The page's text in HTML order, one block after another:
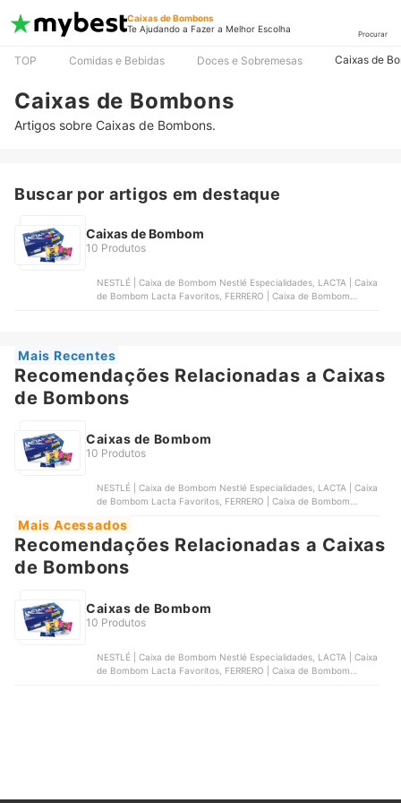
Caixas de Bombons
Te Ajudando a Fazer a Melhor Escolha
Procurar
TOP Comidas e Bebidas Doces e Sobremesas Caixas de
Caixas de Bombons
Artigos sobre Caixas de Bombons.
Buscar por artigos em destaque
Caixas de Bombom
10 Produtos
NESTLÉ | Caixa de Bombom Nestlé Especialidades, LACTA | Caixa
de Bombom Lacta Favoritos, FERRERO | Caixa de Bombom
Mais Recentes
Recomendações Relacionadas a Caixas
de Bombons
Caixas de Bombom
10 Produtos
NESTLÉ | Caixa de Bombom Nestlé Especialidades, LACTA | Caixa
de Bombom Lacta Favoritos, FERRERO | Caixa de Bombom
GAROTO | Caixa de Bombom Garoto Garotices
Mais Acessados
Recomendações Relacionadas a Caixas
de Bombons
Caixas de Bombom
10 Produtos
NESTLÉ | Caixa de Bombom Nestlé Especialidades, LACTA | Caixa
de Bombom Lacta Favoritos, FERRERO | Caixa de Bombom